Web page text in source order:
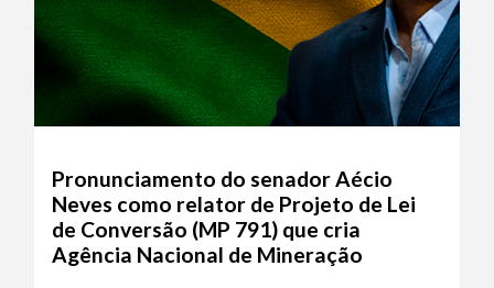
Pronunciamento do senador Aécio
Neves como relator de Projeto de Lei
de Conversão (MP 791) que cria
Agência Nacional de Mineração